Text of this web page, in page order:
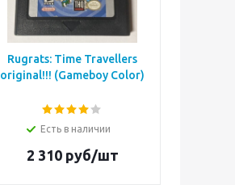
Rugrats: Time Travellers
original!!! (Gameboy Color)
Есть в наличии
2 310руб/шт